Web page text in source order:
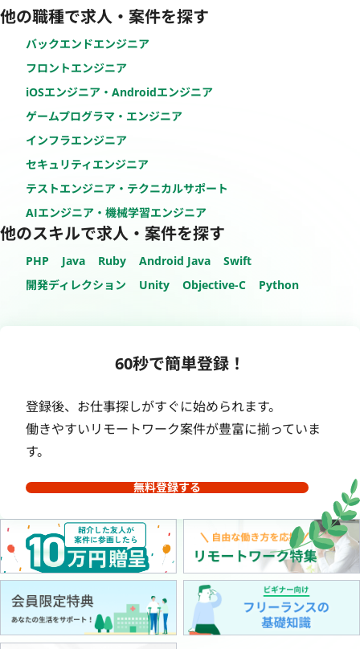
他の職種で求人・案件を探す
バックエンドエンジニア
フロントエンジニア
iOSエンジニア・Androidエンジニア
ゲームプログラマ・エンジニア
インフラエンジニア
セキュリティエンジニア
テストエンジニア・テクニカルサポート
AIエンジニア・機械学習エンジニア
他のスキルで求人・案件を探す
PHP Java Ruby Android Java
Swift
開発ディレクション
Unity Objective-C Python
60秒で簡単登録！
登録後、お仕事探しがすぐに始められます。
働きやすいリモートワーク案件が豊富に揃っていま
す。
無料登録する